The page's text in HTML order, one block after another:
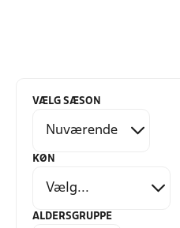
VÆLG SÆSON
KØN
ALDERSGRUPPE